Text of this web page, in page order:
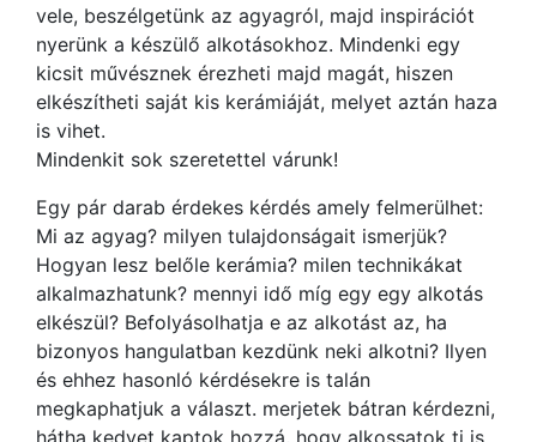
vele, beszélgetünk az agyagról, majd inspirációt
nyerünk a készülő alkotásokhoz. Mindenki egy
kicsit művésznek érezheti majd magát, hiszen
elkészítheti saját kis kerámiáját, melyet aztán haza
is vihet.
Mindenkit sok szeretettel várunk!
Egy pár darab érdekes kérdés amely felmerülhet:
Mi az agyag? milyen tulajdonságait ismerjük?
Hogyan lesz belőle kerámia? milen technikákat
alkalmazhatunk? mennyi idő míg egy egy alkotás
elkészül? Befolyásolhatja e az alkotást az, ha
bizonyos hangulatban kezdünk neki alkotni? Ilyen
és ehhez hasonló kérdésekre is talán
megkaphatjuk a választ. merjetek bátran kérdezni,
hátha kedvet kaptok hozzá, hogy alkossatok ti is